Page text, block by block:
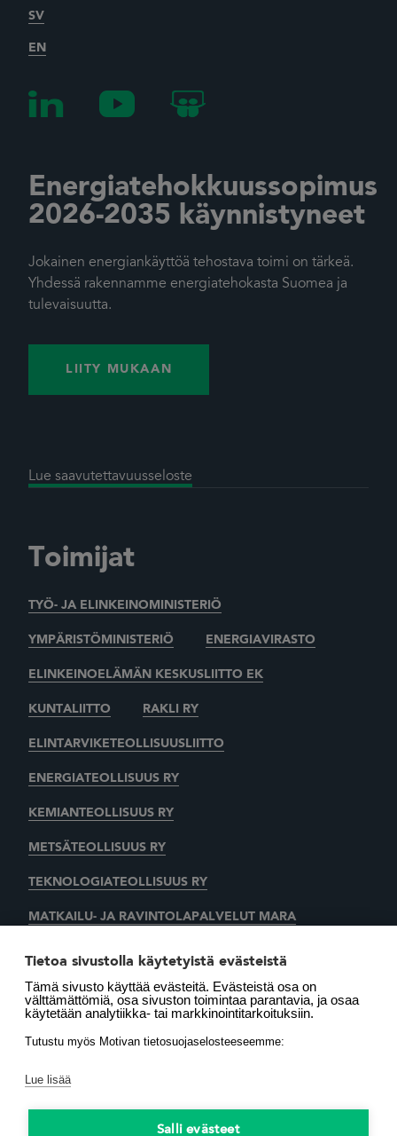
SV
EN
Energiatehokkuussopimus
2026-2035 käynnistyneet
Jokainen energiankäyttöä tehostava toimi on tärkeä.
Yhdessä rakennamme energiatehokasta Suomea ja
tulevaisuutta.
LIITY MUKAAN
Lue saavutettavuusseloste
Toimijat
TYÖ- JA ELINKEINOMINISTERIÖ
YMPÄRISTÖMINISTERIÖ ENERGIAVIRASTO
ELINKEINOELÄMÄN KESKUSLIITTO EK
KUNTALIITTO RAKLI RY
ELINTARVIKETEOLLISUUSLIITTO
ENERGIATEOLLISUUS RY
KEMIANTEOLLISUUS RY
METSÄTEOLLISUUS RY
TEKNOLOGIATEOLLISUUS RY
MATKAILU- JA RAVINTOLAPALVELUT MARA
SUOMEN LÄMMITYSTIETO OY
LÄMMITYSENERGIA YHDISTYS RY MOTIVA OY
Tietoa sivustolla käytetyistä evästeistä
Tämä sivusto käyttää evästeitä. Evästeistä osa on
välttämättömiä, osa sivuston toimintaa parantavia, ja osaa
käytetään analytiikka- tai markkinointitarkoituksiin.
Tutustu myös Motivan tietosuojaselosteeseemme:
Lue lisää
Salli evästeet